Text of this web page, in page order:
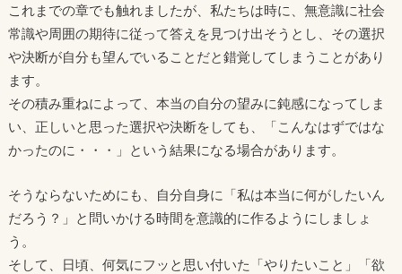
これまでの章でも触れましたが、私たちは時に、無意識に社会
常識や周囲の期待に従って答えを見つけ出そうとし、その選択
や決断が自分も望んでいることだと錯覚してしまうことがあり
ます。
その積み重ねによって、本当の自分の望みに鈍感になってしま
い、正しいと思った選択や決断をしても、「こんなはずではな
かったのに・・・」という結果になる場合があります。
そうならないためにも、自分自身に「私は本当に何がしたいん
だろう？」と問いかける時間を意識的に作るようにしましょ
う。
そして、日頃、何気にフッと思い付いた「やりたいこと」「欲